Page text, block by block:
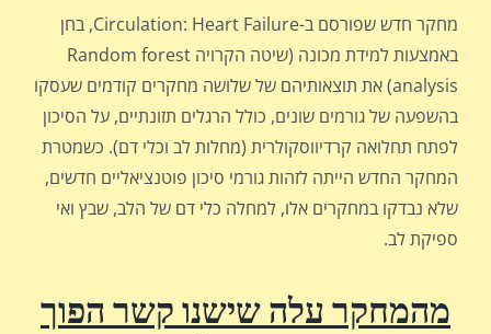
מחקר חדש שפורסם ב-Circulation: Heart Failure, בחן
באמצעות למידת מכונה (שיטה הקרויה Random forest
analysis) את תוצאותיהם של שלושה מחקרים קודמים שעסקו
בהשפעה של גורמים שונים, כולל הרגלים תזונתיים, על הסיכון
לפתח תחלואה קרדיווסקולרית (מחלות לב וכלי דם). כשמטרת
המחקר החדש הייתה לזהות גורמי סיכון פוטנציאליים חדשים,
שלא נבדקו במחקרים אלו, למחלה כלי דם של הלב, שבץ ואי
ספיקת לב.
מהמחקר עלה שישנו קשר הפוך